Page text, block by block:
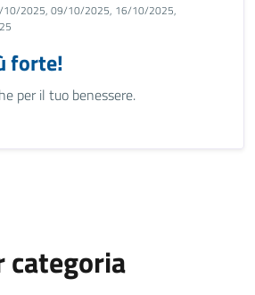
2025, 09/10/2025, 16/10/2025,
forte!
per il tuo benessere.
categoria